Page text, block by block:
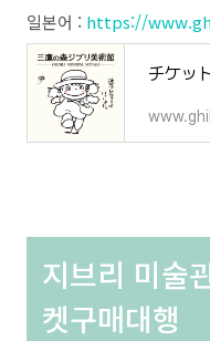
일본어 : https://
チケッ
지브리 미술
켓구매대행